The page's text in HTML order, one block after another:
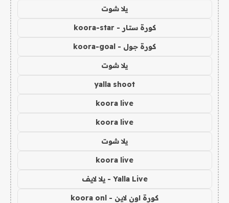
يلا شوت
كورة ستار - koora-star
كورة جول - koora-goal
يلا شوت
yalla shoot
koora live
koora live
يلا شوت
koora live
Yalla Live - يلا لايف
كورة اون لاين - koora onl